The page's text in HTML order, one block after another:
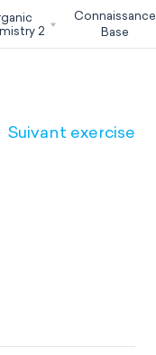
2
Connaissance
Base
Suivant exercise